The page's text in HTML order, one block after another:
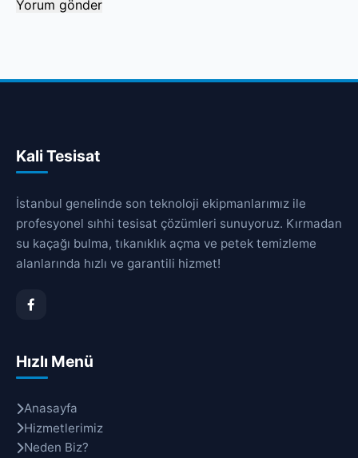
Kali Tesisat
İstanbul genelinde son teknoloji ekipmanlarımız ile
profesyonel sıhhi tesisat çözümleri sunuyoruz. Kırmadan
su kaçağı bulma, tıkanıklık açma ve petek temizleme
alanlarında hızlı ve garantili hizmet!
Hızlı Menü
Anasayfa
Hizmetlerimiz
Neden Biz?